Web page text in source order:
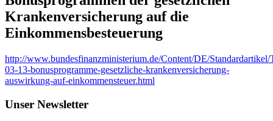
Krankenversicherung auf die
Einkommensbesteuerung
http://www.bundesfinanzministerium.de/Content/DE/Standardartikel/
03-13-bonusprogramme-gesetzliche-krankenversicherung-
auswirkung-auf-einkommensteuer.html
Unser Newsletter